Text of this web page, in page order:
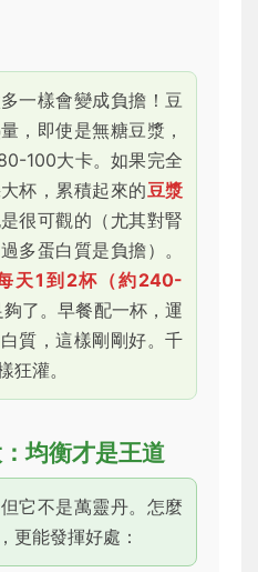
一樣會變成負擔！豆
，即使是無糖豆漿，
100大卡。如果完全
杯，累積起來的豆漿
很可觀的（尤其對腎
多蛋白質是負擔）。
天1到2杯（約240-
夠了。早餐配一杯，運
質，這樣剛剛好。千
狂灌。
均衡才是王道
它不是萬靈丹。怎麼
更能發揮好處：